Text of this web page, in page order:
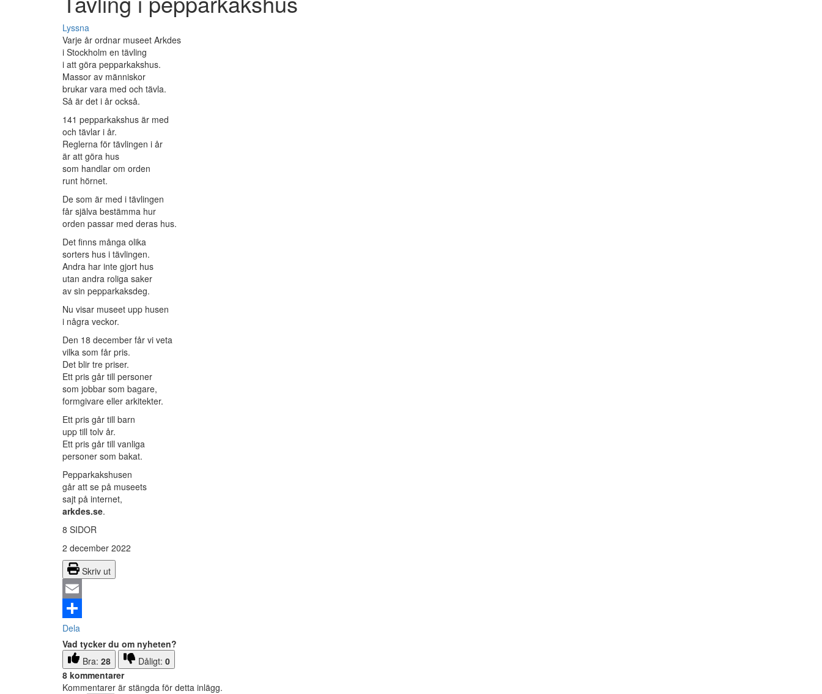
Lyssna
Varje år ordnar museet Arkdes
i Stockholm en tävling
i att göra pepparkakshus.
Massor av människor
brukar vara med och tävla.
Så är det i år också.
141 pepparkakshus är med
och tävlar i år.
Reglerna för tävlingen i år
är att göra hus
som handlar om orden
runt hörnet.
De som är med i tävlingen
får själva bestämma hur
orden passar med deras hus.
Det finns många olika
sorters hus i tävlingen.
Andra har inte gjort hus
utan andra roliga saker
av sin pepparkaksdeg.
Nu visar museet upp husen
i några veckor.
Den 18 december får vi veta
vilka som får pris.
Det blir tre priser.
Ett pris går till personer
som jobbar som bagare,
formgivare eller arkitekter.
Ett pris går till barn
upp till tolv år.
Ett pris går till vanliga
personer som bakat.
Pepparkakshusen
går att se på museets
sajt på internet,
arkdes.se.
8 SIDOR
2 december 2022
Skriv ut
Email
Dela
Vad tycker du om nyheten?
Bra: 28 Dåligt: 0
8 kommentarer
Kommentarer är stängda för detta inlägg.